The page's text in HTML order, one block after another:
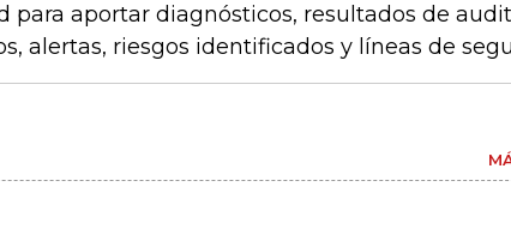
para aportar diagnósticos, resultados de
alertas, riesgos identificados y líneas de